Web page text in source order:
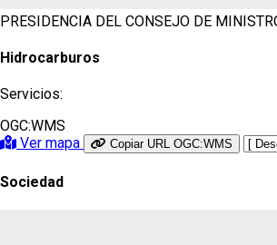
PRESIDENCIA DEL CONSEJO DE
Hidrocarburos
Servicios:
OGC:WMS
Ver mapa
Copiar URL OGC:WMS
Sociedad